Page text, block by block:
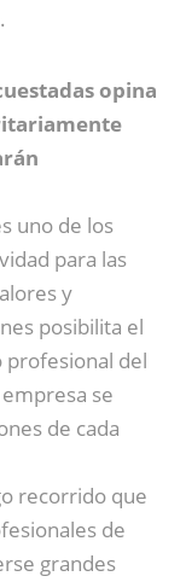
opina
uno de los
para las
y
posibilita el
del
se
de cada
recorrido que
de
grandes